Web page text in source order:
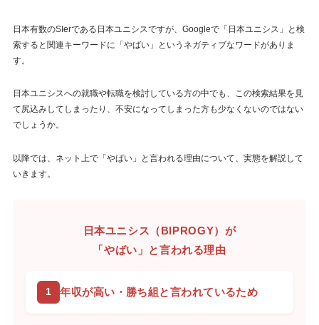
日本有数のSIerである日本ユニシスですが、Googleで「日本ユニシス」と検
索すると関連キーワードに「やばい」というネガティブなワードがありま
す。
日本ユニシスへの就職や転職を検討している方の中でも、この検索結果を見
て尻込みしてしまったり、不安になってしまった方も少なくないのではない
でしょうか。
以降では、ネット上で「やばい」と言われる理由について、実態を解説して
いきます。
日本ユニシス（BIPROGY）が
「やばい」と言われる理由
年収が高い・勝ち組と言われているため